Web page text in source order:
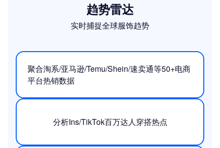
趋势雷达
实时捕捉全球服饰趋势
聚合淘系/亚马逊/Temu/Shein/速卖通等50+电商
平台热销数据
分析Ins/TikTok百万达人穿搭热点